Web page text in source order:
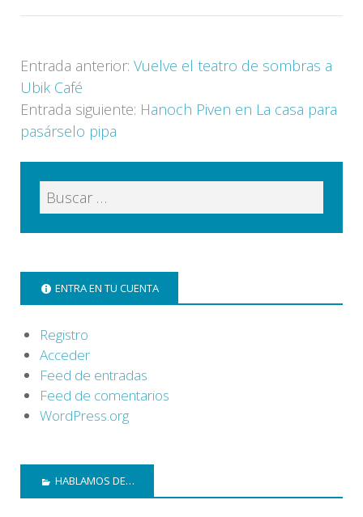
Entrada anterior: Vuelve el teatro de sombras a
Ubik Café
Entrada siguiente: Hanoch Piven en La casa para
pasárselo pipa
ENTRA EN TU CUENTA
Registro
Acceder
Feed de entradas
Feed de comentarios
WordPress.org
HABLAMOS DE…